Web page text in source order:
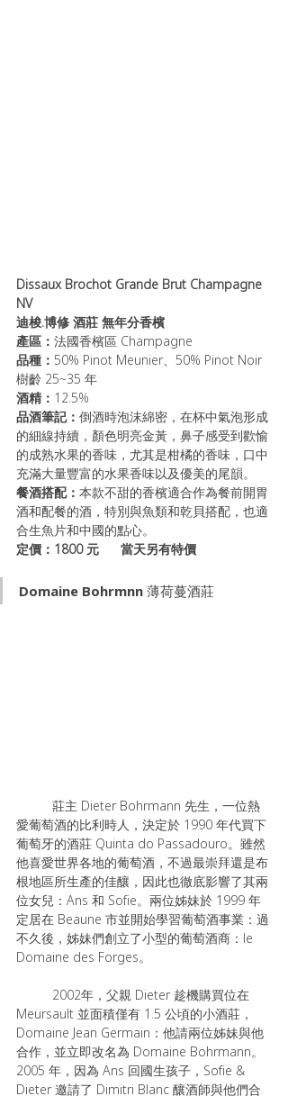
Dissaux Brochot Grande Brut Champagne
NV
迪梭.博修 酒莊 無年分香檳
產區： 法國香檳區 Champagne
品種： 50% Pinot Meunier、50% Pinot Noir
樹齡 25~35 年
酒精： 12.5%
品酒筆記： 倒酒時泡沫綿密，在杯中氣泡形成
的細線持續，顏色明亮金黃，鼻子感受到歡愉
的成熟水果的香味，尤其是柑橘的香味，口中
充滿大量豐富的水果香味以及優美的尾韻。
餐酒搭配： 本款不甜的香檳適合作為餐前開胃
酒和配餐的酒，特別與魚類和乾貝搭配，也適
合生魚片和中國的點心。
定價：1800 元      當天另有特價
Domaine Bohrmnn 薄荷蔓酒莊
愛葡萄酒的比利時人，決定於 1990 年代買下
葡萄牙的酒莊 Quinta do Passadouro。雖然
他喜愛世界各地的葡萄酒，不過最崇拜還是布
根地區所生產的佳釀，因此也徹底影響了其兩
位女兒：Ans 和 Sofie。兩位姊妹於 1999 年
定居在 Beaune 市並開始學習葡萄酒事業：過
不久後，姊妹們創立了小型的葡萄酒商：le
Domaine des Forges。
Meursault 並面積僅有 1.5 公頃的小酒莊，
Domaine Jean Germain：他請兩位姊妹與他
合作，並立即改名為 Domaine Bohrmann。
2005 年，因為 Ans 回國生孩子，Sofie &
Dieter 邀請了 Dimitri Blanc 釀酒師與他們合